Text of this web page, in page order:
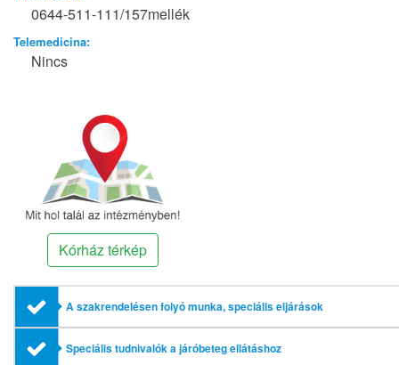
0644-511-111/157mellék
Telemedicina:
Nincs
Kórház térkép
A szakrendelésen folyó munka, speciális eljárások
Speciális tudnivalók a járóbeteg ellátáshoz